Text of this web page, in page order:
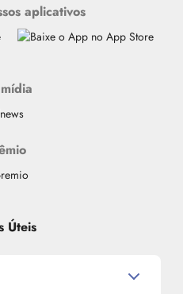
aplicativos
Úteis